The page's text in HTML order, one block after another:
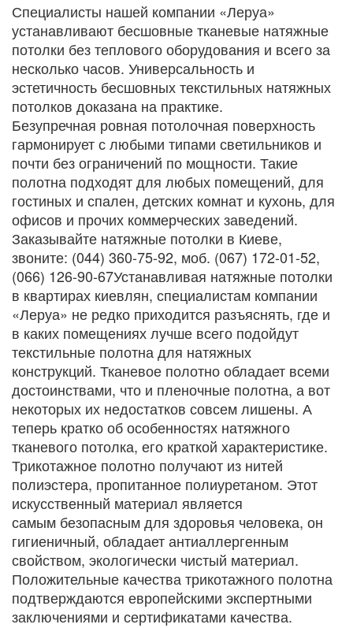
Специалисты нашей компании «Леруа»
устанавливают бесшовные тканевые натяжные
потолки без теплового оборудования и всего за
несколько часов. Универсальность и
эстетичность бесшовных текстильных натяжных
потолков доказана на практике.
Безупречная ровная потолочная поверхность
гармонирует с любыми типами светильников и
почти без ограничений по мощности. Такие
полотна подходят для любых помещений, для
гостиных и спален, детских комнат и кухонь, для
офисов и прочих коммерческих заведений.
Заказывайте натяжные потолки в Киеве,
звоните: (044) 360-75-92, моб. (067) 172-01-52,
(066) 126-90-67Устанавливая натяжные потолки
в квартирах киевлян, специалистам компании
«Леруа» не редко приходится разъяснять, где и
в каких помещениях лучше всего подойдут
текстильные полотна для натяжных
конструкций. Тканевое полотно обладает всеми
достоинствами, что и пленочные полотна, а вот
некоторых их недостатков совсем лишены. А
теперь кратко об особенностях натяжного
тканевого потолка, его краткой характеристике.
Трикотажное полотно получают из нитей
полиэстера, пропитанное полиуретаном. Этот
искусственный материал является
самым безопасным для здоровья человека, он
гигиеничный, обладает антиаллергенным
свойством, экологически чистый материал.
Положительные качества трикотажного полотна
подтверждаются европейскими экспертными
заключениями и сертификатами качества.